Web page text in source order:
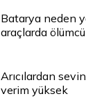
Batarya neden
araçlarda
Arıcılardan
verim yüksek